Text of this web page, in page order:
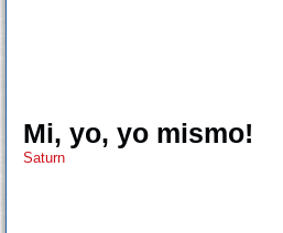
Mi, yo, yo mismo!
Saturn